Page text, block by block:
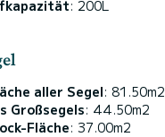
: 200L
aller Segel: 81.50m2
Großsegels: 44.50m2
Fläche: 37.00m2